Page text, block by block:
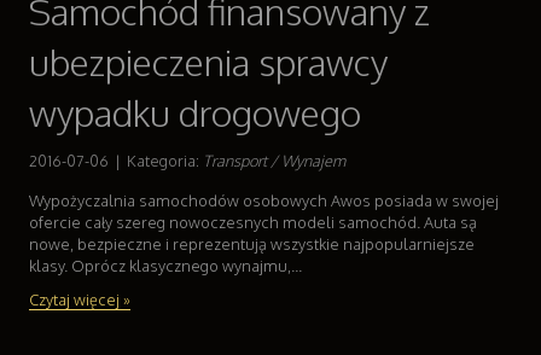
Samochód finansowany z
ubezpieczenia sprawcy
wypadku drogowego
2016-07-06 | Kategoria: Transport / Wynajem
Wypożyczalnia samochodów osobowych Awos posiada w swojej
ofercie cały szereg nowoczesnych modeli samochód. Auta są
nowe, bezpieczne i reprezentują wszystkie najpopularniejsze
klasy. Oprócz klasycznego wynajmu,...
Czytaj więcej »